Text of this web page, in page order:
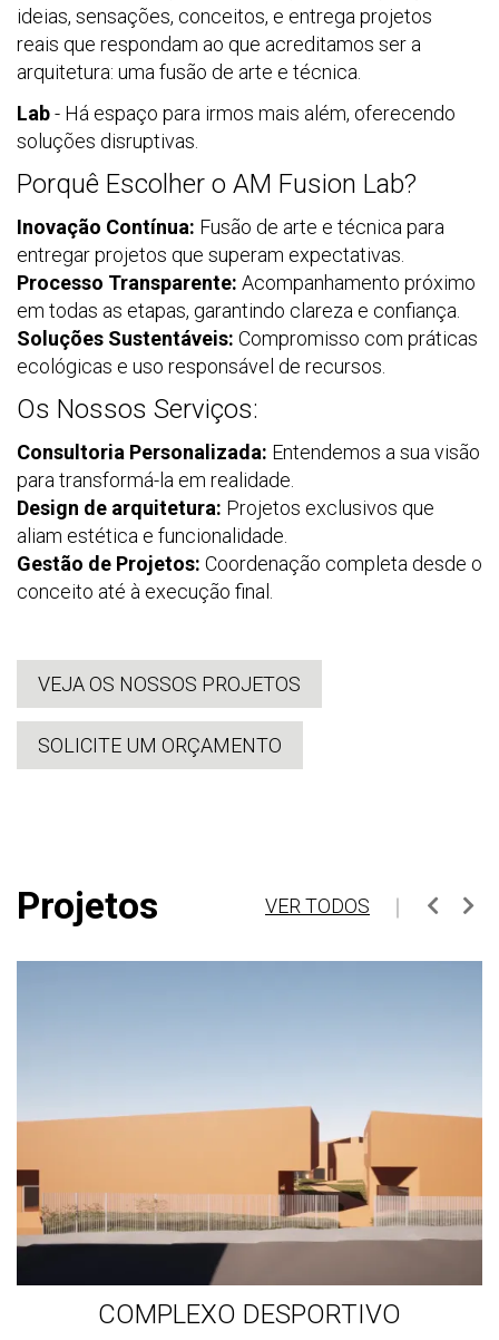
ideias, sensações, conceitos, e entrega projetos
reais que respondam ao que acreditamos ser a
arquitetura: uma fusão de arte e técnica.
Lab- Há espaço para irmos mais além, oferecendo
soluções disruptivas.
Porquê Escolher o AM Fusion Lab?
Inovação Contínua: Fusão de arte e técnica para
entregar projetos que superam expectativas.
Processo Transparente: Acompanhamento próximo
em todas as etapas, garantindo clareza e confiança.
Soluções Sustentáveis: Compromisso com práticas
ecológicas e uso responsável de recursos.
Os Nossos Serviços:
Consultoria Personalizada: Entendemos a sua visão
para transformá-la em realidade.
Design de arquitetura: Projetos exclusivos que
aliam estética e funcionalidade.
Gestão de Projetos: Coordenação completa desde o
conceito até à execução final.
VEJA OS NOSSOS PROJETOS
SOLICITE UM ORÇAMENTO
Projetos VER TODOS ｜
COMPLEXO DESPORTIVO